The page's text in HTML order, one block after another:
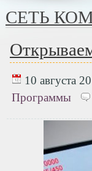
СЕТЬ
10 августа
Программы